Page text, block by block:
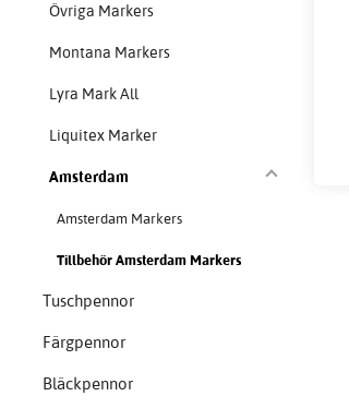
Övriga Markers
Montana Markers
Lyra Mark All
Liquitex Marker
Amsterdam
Amsterdam Markers
Tillbehör Amsterdam Markers
Tuschpennor
Färgpennor
Bläckpennor